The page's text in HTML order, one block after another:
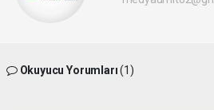
Okuyucu Yorumları(1)